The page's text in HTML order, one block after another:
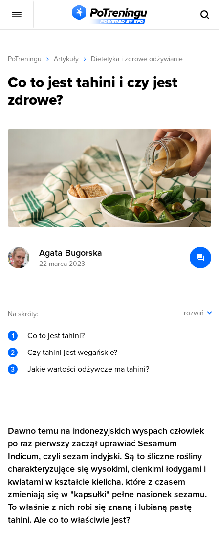
PoTreningu Artykuły Dietetyka i zdrowe odżywianie
Co to jest tahini i czy jest
zdrowe?
Agata Bugorska
22 marca 2023
Na skróty: rozwiń
Co to jest tahini?
Czy tahini jest wegańskie?
Jakie wartości odżywcze ma tahini?
Dawno temu na indonezyjskich wyspach człowiek
po raz pierwszy zaczął uprawiać Sesamum
Indicum, czyli sezam indyjski. Są to śliczne rośliny
charakteryzujące się wysokimi, cienkimi łodygami i
kwiatami w kształcie kielicha, które z czasem
zmieniają się w "kapsułki" pełne nasionek sezamu.
To właśnie z nich robi się znaną i lubianą pastę
tahini. Ale co to właściwie jest?